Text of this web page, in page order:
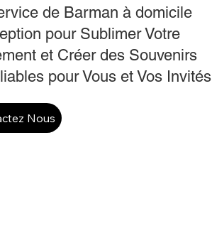
de Barman à domicile
pour Sublimer Votre
et Créer des Souvenirs
pour Vous et Vos Invités
Nous